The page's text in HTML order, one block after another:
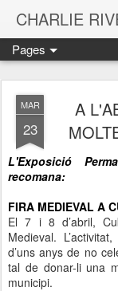
CHARLIE
Pages
MAR
23
A
L'Exposició
recomana:
FIRA MEDIEVAL A
El 7 i 8 d’abril,
Medieval.
d’uns anys de no
tal de donar-li una
municipi.